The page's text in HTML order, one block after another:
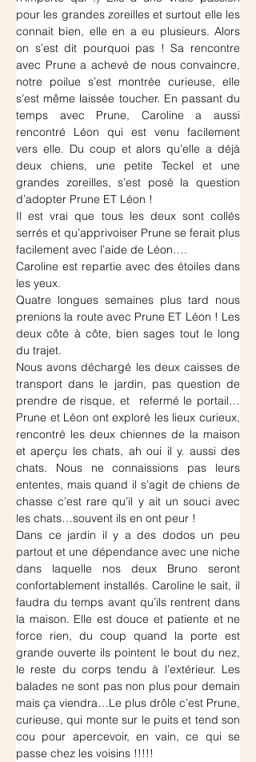
pour les grandes zoreilles et surtout elle les
connait bien, elle en a eu plusieurs. Alors
on s’est dit pourquoi pas ! Sa rencontre
avec Prune a achevé de nous convaincre,
notre poilue s’est montrée curieuse, elle
s’est même laissée toucher. En passant du
temps avec Prune, Caroline a aussi
rencontré Léon qui est venu facilement
vers elle. Du coup et alors qu’elle a déjà
deux chiens, une petite Teckel et une
grandes zoreilles, s’est posé la question
d’adopter Prune ET Léon !
Il est vrai que tous les deux sont collés
serrés et qu’apprivoiser Prune se ferait plus
facilement avec l’aide de Léon….
Caroline est repartie avec des étoiles dans
les yeux.
Quatre longues semaines plus tard nous
prenions la route avec Prune ET Léon ! Les
deux côte à côte, bien sages tout le long
du trajet.
Nous avons déchargé les deux caisses de
transport dans le jardin, pas question de
prendre de risque, et  refermé le portail…
Prune et Léon ont exploré les lieux curieux,
rencontré les deux chiennes de la maison
et aperçu les chats, ah oui il y. aussi des
chats. Nous ne connaissions pas leurs
ententes, mais quand il s’agit de chiens de
chasse c’est rare qu’il y ait un souci avec
les chats…souvent ils en ont peur !
Dans ce jardin il y a des dodos un peu
partout et une dépendance avec une niche
dans laquelle nos deux Bruno seront
confortablement installés. Caroline le sait, il
faudra du temps avant qu’ils rentrent dans
la maison. Elle est douce et patiente et ne
force rien, du coup quand la porte est
grande ouverte ils pointent le bout du nez,
le reste du corps tendu à l’extérieur. Les
balades ne sont pas non plus pour demain
mais ça viendra…Le plus drôle c’est Prune,
curieuse, qui monte sur le puits et tend son
cou pour apercevoir, en vain, ce qui se
passe chez les voisins !!!!!